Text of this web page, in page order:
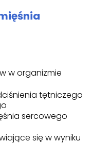
w organizmie
tętniczego
sercowego
się w wyniku